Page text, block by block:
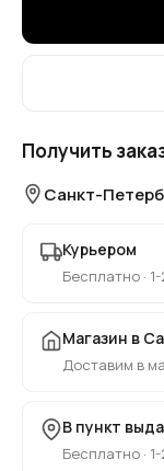
Получить
Санкт-
Курьером
Бесплатно ·
Магазин в
Доставим в
В пункт
Бесплатно ·